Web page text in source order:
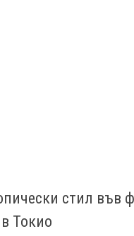
стил във
Токио